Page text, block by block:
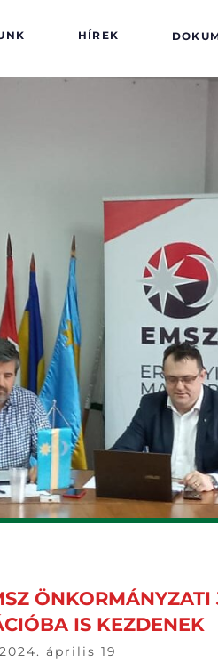
HÍREK
IS KEZDENEK
2024. április 19